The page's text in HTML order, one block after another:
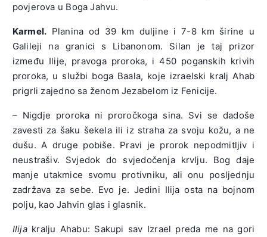
povjerova u Boga Jahvu.
Karmel. Planina od 39 km duljine i 7-8 km širine u
Galileji na granici s Libanonom. Silan je taj prizor
između Ilije, pravoga proroka, i 450 poganskih krivih
proroka, u službi boga Baala, koje izraelski kralj Ahab
prigrli zajedno sa ženom Jezabelom iz Fenicije.
– Nigdje proroka ni proročkoga sina. Svi se dadoše
zavesti za šaku šekela ili iz straha za svoju kožu, a ne
dušu. A druge pobiše. Pravi je prorok nepodmitljiv i
neustrašiv. Svjedok do svjedočenja krvlju. Bog daje
manje utakmice svomu protivniku, ali onu posljednju
zadržava za sebe. Evo je. Jedini Ilija osta na bojnom
polju, kao Jahvin glas i glasnik.
Ilijakralju Ahabu: Sakupi sav Izrael preda me na gori